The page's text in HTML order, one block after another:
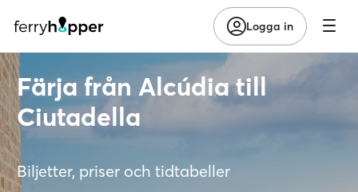
Logga in
Färja från Alcúdia till
Ciutadella
Biljetter, priser och tidtabeller